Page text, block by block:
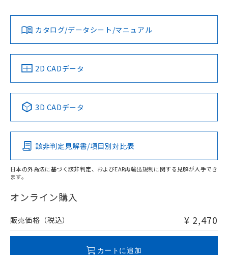
ダウンロードデータをご利用いただく前に、以下を必ずお読
みください。
ソフトウェアの使用条件
対応済み
中国 RoHS 注意事項・凡例
Pb Hg Cd Cr(VI)
O
在庫等で未対応品が混在する可能性があります。
問い合わせください。
カタログ/データシート/マニュアル
2D CADデータ
3D CADデータ
該非判定見解書/項目別対比表
日本の外為法に基づく該非判定、およびEAR再輸出規制に関する見解が入手でき
ます。
オンライン購入
販売価格（税込） ¥ 2,470
カートに追加